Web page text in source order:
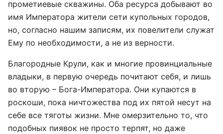
прометиевые скважины. Оба ресурса добывают во
имя Императора жители сети купольных городов,
но, согласно нашим записям, их повелители служат
Ему по необходимости, а не из верности.
Благородные Крули, как и многие провинциальные
владыки, в первую очередь почитают себя, и лишь
во вторую – Бога-Императора. Они купаются в
роскоши, пока ничтожества под их пятой несут на
себе все тяготы жизни. Мне омерзительно то, что
подобных пиявок не просто терпят, но даже